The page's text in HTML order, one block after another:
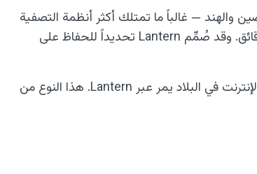
والهند — غالباً ما تمتلك أكثر أنظمة التصفية
تطوراً. وكثيراً ما يُكتشف اتصال الـ VPN العادي ويُقطع في غضون دقائق. وقد صُمِّم Lantern تحديداً للحفاظ على
خلال احتجاجات إيران عام 2022، كان ما يُقدَّر بنحو 13% من حركة الإنترنت في البلاد يمر عبر Lantern. هذا النوع من